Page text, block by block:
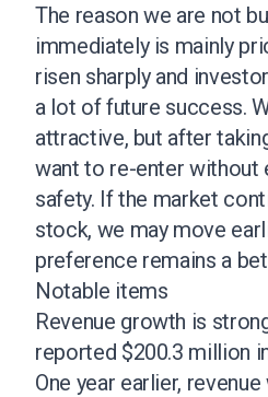
The reason we are not
immediately is mainly
risen sharply and
a lot of future success.
attractive, but after
want to re-enter without
safety. If the market
stock, we may move
preference remains a
Notable items
Revenue growth is
reported $200.3 million
One year earlier,